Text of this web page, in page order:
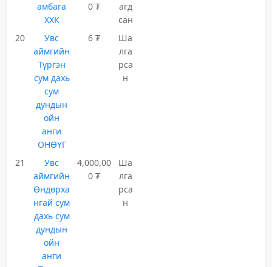
амбага
ХХК
0 ₮
агд
сан
20
Увс
аймгийн
Түргэн
сум дахь
сум
дундын
ойн
анги
ОНӨҮГ
6 ₮
Ша
лга
рса
н
21
Увс
аймгийн
Өндөрха
нгай сум
дахь сум
дундын
ойн
анги
4,000,00
0 ₮
Ша
лга
рса
н